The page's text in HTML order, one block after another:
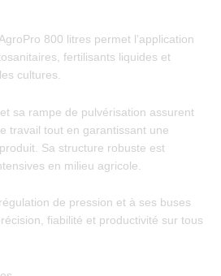
800 litres permet l’application
fertilisants liquides et
cultures.
sa rampe de pulvérisation assurent
travail tout en garantissant une
Sa structure robuste est
en milieu agricole.
de pression et à ses buses
fiabilité et productivité sur tous